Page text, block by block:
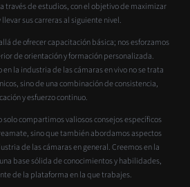
través de estudios, con el objetivo de maximizar
llevar sus carreras al siguiente nivel.
de ofrecer capacitación básica; nos esforzamos
de orientación y formación personalizada.
la industria de las cámaras en vivo no se trata
sino de una combinación de consistencia,
y esfuerzo continuo.
solo compartimos valiosos consejos específicos
sino que también abordamos aspectos
de las cámaras en general. Creemos en la
base sólida de conocimientos y habilidades,
de la plataforma en la que trabajes.